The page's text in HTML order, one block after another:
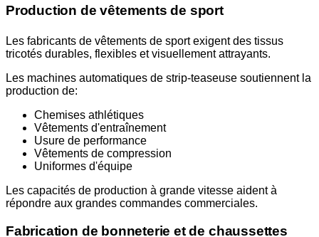
Production de vêtements de sport
Les fabricants de vêtements de sport exigent des tissus
tricotés durables, flexibles et visuellement attrayants.
Les machines automatiques de strip-teaseuse soutiennent la
production de:
Chemises athlétiques
Vêtements d'entraînement
Usure de performance
Vêtements de compression
Uniformes d'équipe
Les capacités de production à grande vitesse aident à
répondre aux grandes commandes commerciales.
Fabrication de bonneterie et de chaussettes